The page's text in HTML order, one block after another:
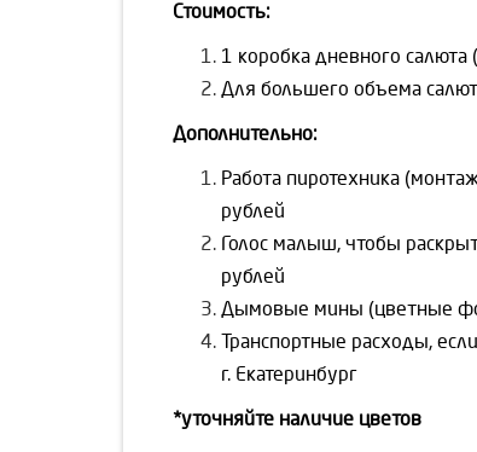
Стоимость:
1 коробка дневного салюта
Для большего объема
Дополнительно:
Работа пиротехника
рублей
Голос малыш, чтобы
рублей
Дымовые мины (цветные
Транспортные расходы,
г. Екатеринбург
*уточняйте наличие цветов